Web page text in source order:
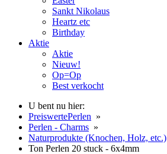
Sankt Nikolaus
Heartz etc
Birthday
Aktie
Aktie
Nieuw!
Op=Op
Best verkocht
U bent nu hier:
PreiswertePerlen »
Perlen - Charms »
Naturprodukte (Knochen, Holz, etc.)
Ton Perlen 20 stuck - 6x4mm